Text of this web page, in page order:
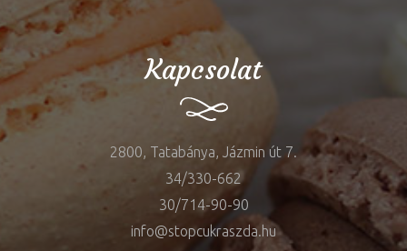
Kapcsolat
2800, Tatabánya, Jázmin út 7.
34/330-662
30/714-90-90
info@stopcukraszda.hu